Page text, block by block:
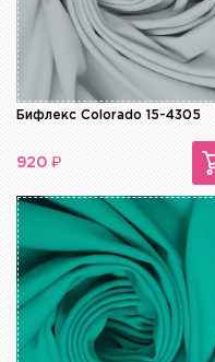
Бифлекс Colorado 15-4305
920 ₽